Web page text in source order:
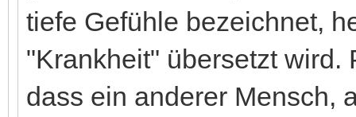
tiefe Gefühle bezeichnet,
"Krankheit" übersetzt wird.
dass ein anderer Mensch,